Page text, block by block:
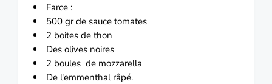
Farce :
500 gr de sauce tomates
2 boites de thon
Des olives noires
2 boules de mozzarella
De l'emmenthalrâpé.